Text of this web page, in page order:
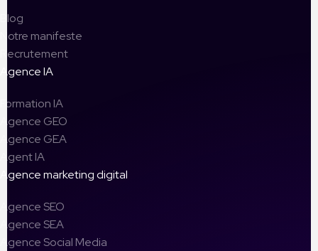
Blog
Notre manifeste
Recrutement
Agence IA
Formation IA
Agence GEO
Agence GEA
Agent IA
Agence marketing digital
Agence SEO
Agence SEA
Agence Social Media